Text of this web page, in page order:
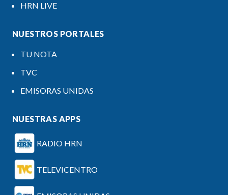
HRN LIVE
NUESTROS PORTALES
TU NOTA
TVC
EMISORAS UNIDAS
NUESTRAS APPS
RADIO HRN
TELEVICENTRO